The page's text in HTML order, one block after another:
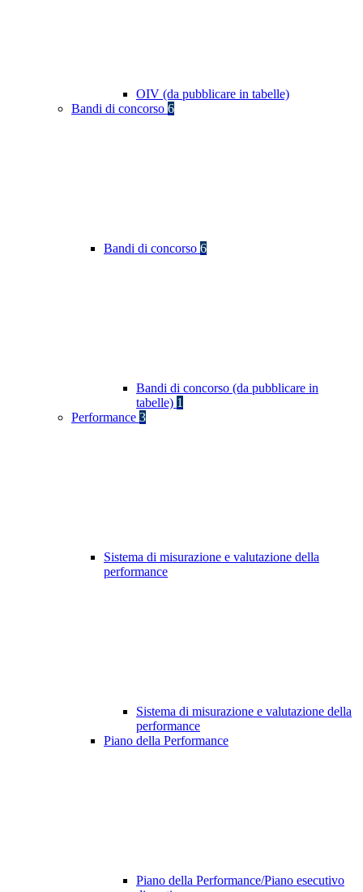
OIV (da pubblicare in tabelle)
Bandi di concorso 6
Bandi di concorso 6
Bandi di concorso (da pubblicare in
tabelle) 1
Performance 3
Sistema di misurazione e valutazione della
performance
Sistema di misurazione e valutazione della
performance
Piano della Performance
Piano della Performance/Piano esecutivo